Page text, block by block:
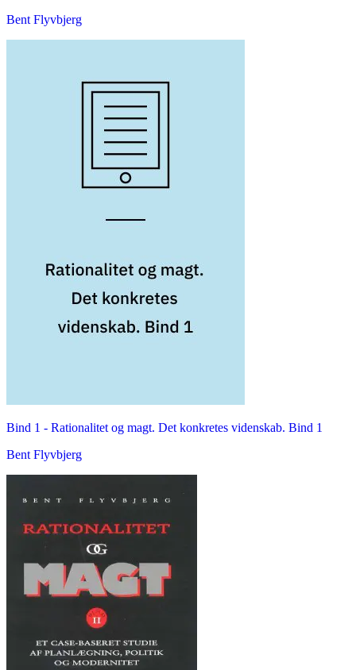
Bent Flyvbjerg
Bind 1 - Rationalitet og magt. Det konkretes videnskab. Bind 1
Bent Flyvbjerg